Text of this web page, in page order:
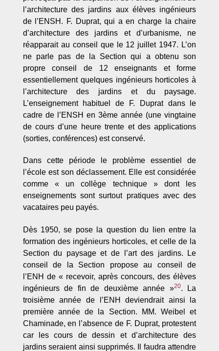
l’architecture des jardins aux élèves ingénieurs
de l’ENSH. F. Duprat, qui a en charge la chaire
d’architecture des jardins et d’urbanisme, ne
réapparait au conseil que le 12 juillet 1947. L’on
ne parle pas de la Section qui a obtenu son
propre conseil de 12 enseignants et forme
essentiellement quelques ingénieurs horticoles à
l’architecture des jardins et du paysage.
L’enseignement habituel de F. Duprat dans le
cadre de l’ENSH en 3ème année (une vingtaine
de cours d’une heure trente et des applications
(sorties, conférences) est conservé.
Dans cette période le problème essentiel de
l’école est son déclassement. Elle est considérée
comme « un collège technique » dont les
enseignements sont surtout pratiques avec des
vacataires peu payés.
Dès 1950, se pose la question du lien entre la
formation des ingénieurs horticoles, et celle de la
Section du paysage et de l’art des jardins. Le
conseil de la Section propose au conseil de
l’ENH de « recevoir, après concours, des élèves
ingénieurs de fin de deuxième année »20. La
troisième année de l’ENH deviendrait ainsi la
première année de la Section. MM. Weibel et
Chaminade, en l’absence de F. Duprat, protestent
car les cours de dessin et d’architecture des
jardins seraient ainsi supprimés. Il faudra attendre